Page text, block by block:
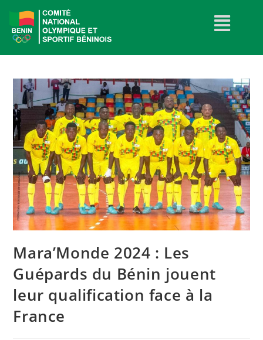
Mara’Monde 2024 : Les
Guépards du Bénin jouent
leur qualification face à la
France